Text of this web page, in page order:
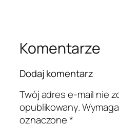
Komentarze
Dodaj komentarz
Twój adres e-mail nie
opublikowany.
oznaczone*